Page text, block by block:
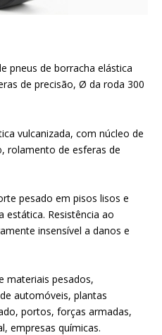
pneus de borracha elástica
de precisão, Ø da roda 300
vulcanizada, com núcleo de
rolamento de esferas de
pesado em pisos lisos e
estática. Resistência ao
insensível a danos e
materiais pesados,
automóveis, plantas
portos, forças armadas,
empresas químicas.